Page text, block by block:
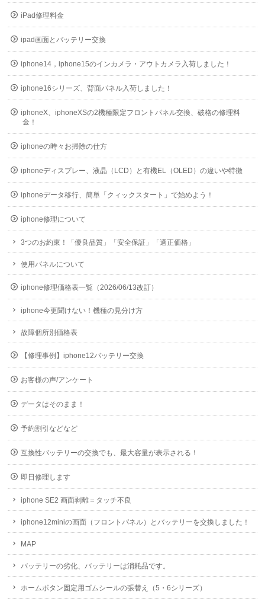
iPad修理料金
ipad画面とバッテリー交換
iphone14，iphone15のインカメラ・アウトカメラ入荷しました！
iphone16シリーズ、背面パネル入荷しました！
iphoneX、iphoneXSの2機種限定フロントパネル交換、破格の修理料
金！
iphoneの時々お掃除の仕方
iphoneディスプレー、液晶（LCD）と有機EL（OLED）の違いや特徴
iphoneデータ移行、簡単「クィックスタート」で始めよう！
iphone修理について
3つのお約束！「優良品質」「安全保証」「適正価格」
使用パネルについて
iphone修理価格表一覧（2026/06/13改訂）
iphone今更聞けない！機種の見分け方
故障個所別価格表
【修理事例】iphone12バッテリー交換
お客様の声/アンケート
データはそのまま！
予約割引などなど
互換性バッテリーの交換でも、最大容量が表示される！
即日修理します
iphone SE2 画面剥離＝タッチ不良
iphone12miniの画面（フロントパネル）とバッテリーを交換しました！
MAP
バッテリーの劣化、バッテリーは消耗品です。
ホームボタン固定用ゴムシールの張替え（5・6シリーズ）